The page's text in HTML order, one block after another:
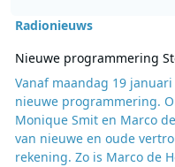
Radionieuws
Nieuwe programmering
Vanaf maandag 19
nieuwe programmering.
Monique Smit en Marco
van nieuwe en oude
rekening. Zo is Marco de